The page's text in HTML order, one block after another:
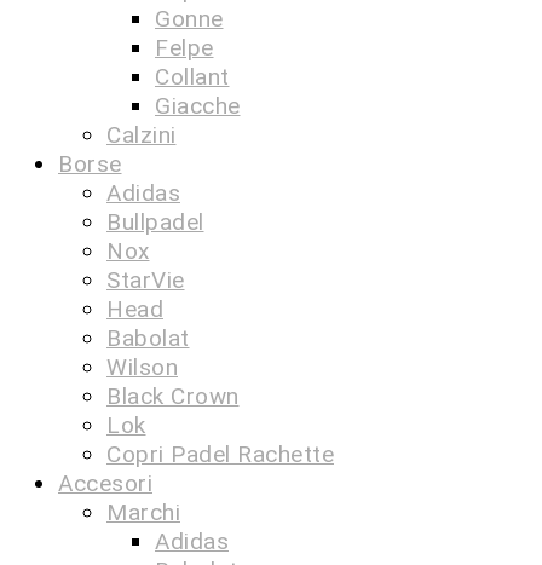
Gonne
Felpe
Collant
Giacche
Calzini
Borse
Adidas
Bullpadel
Nox
StarVie
Head
Babolat
Wilson
Black Crown
Lok
Copri Padel Rachette
Accesori
Marchi
Adidas